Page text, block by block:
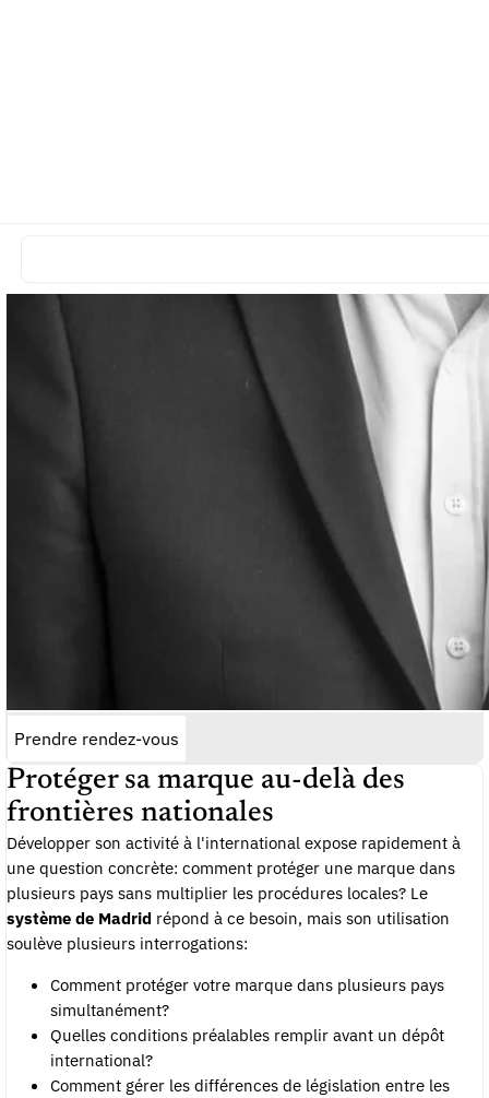
Prendre rendez-vous
Protéger sa marque au-delà des
frontières nationales
Développer son activité à l'international expose rapidement à
une question concrète: comment protéger une marque dans
plusieurs pays sans multiplier les procédures locales? Le
système de Madrid répond à ce besoin, mais son utilisation
soulève plusieurs interrogations:
Comment protéger votre marque dans plusieurs pays
simultanément?
Quelles conditions préalables remplir avant un dépôt
international?
Comment gérer les différences de législation entre les